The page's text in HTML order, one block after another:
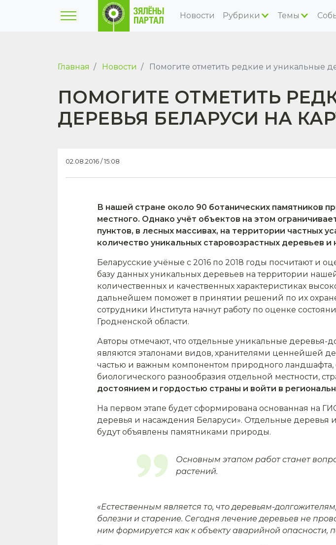
Новости Рубрики Темы
Главная Новости Помогите отметить редкие и уникальные
ПОМОГИТЕ ОТМЕТИТЬ
ДЕРЕВЬЯ БЕЛАРУСИ НА
02.08.2016 / 15:08
В нашей стране около 90 ботанических памятников
местного. Однако учёт объектов на этом
пунктов, в лесных массивах, на территории частных
количество уникальных старовозрастных деревьев
Беларусские учёные с 2016 по 2018 годы посчитают и
базу данных уникальных деревьев на территории
количественных и качественных характеристиках
дальнейшем поможет в принятии решений по их охране
сотрудники Института начнут работу по оценке
Гродненской области.
Авторы отмечают, что отдельные уникальные деревья-
являются эталонами видов, хранителями ценнейшей
частью и важным компонентом природного ландшафта,
биологического разнообразия отдельной местности,
достоянием и гордостью страны и войти в
На первом этапе будет сформирована основанная на
деревья и насаждения Беларуси». Отдельные
будут объявлены памятниками природы.
Основным этапом работ станет
растений.
«Естественным является то, что деревьям-
болезни и старение. Сегодня лечение деревьев не
ним формируется как к объекту аварийной опасности,